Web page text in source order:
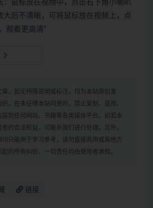
：鼠标放在视频中，点击右下角小喇叭
大后不清晰，可将鼠标放在视频上，点
观看更高清”
章，如无特殊说明或标注，均为本站原创发
，在未征得本站同意时，禁止复制、盗用、
容到任何网站、书籍等各类媒体平台。如若本
的合法权益，可联系我们进行处理。另外，
均只能用于学习参考，请勿直接商用或其他方
的所有纠纷，一切责任均由使用者承担。
链接